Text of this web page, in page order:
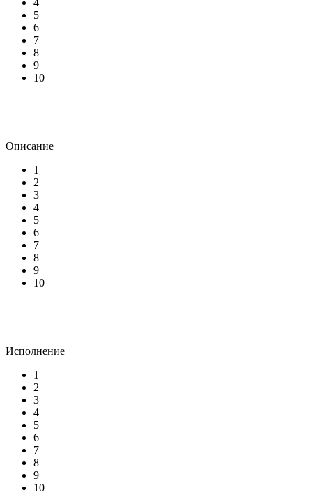
5
6
7
8
9
10
Описание
1
2
3
4
5
6
7
8
9
10
Исполнение
1
2
3
4
5
6
7
8
9
10